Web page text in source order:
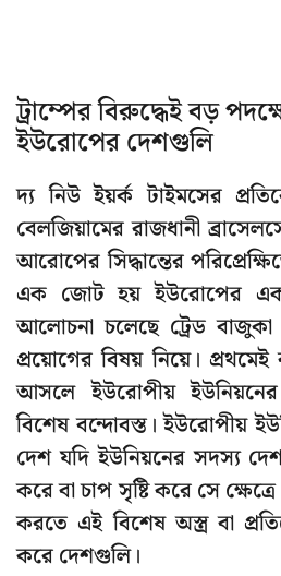
ট্রাম্পের বিরুদ্ধেই বড়
ইউরোপের দেশগুলি
দ্য নিউ ইয়র্ক টাইমসের
বেলজিয়ামের রাজধানী
আরোপের সিদ্ধান্তের
এক জোট হয় ইউরোপের
আলোচনা চলেছে ট্রেড
প্রয়োগের বিষয় নিয়ে।
আসলে ইউরোপীয়
বিশেষ বন্দোবস্ত। ইউরোপীয়
দেশ যদি ইউনিয়নের সদস্য
করে বা চাপ সৃষ্টি করে সে
করতে এই বিশেষ অস্ত্র বা
করে দেশগুলি।